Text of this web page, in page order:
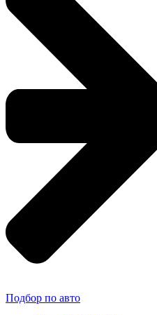
Подбор по авто